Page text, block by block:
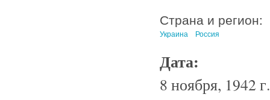
Страна и регион:
Украина Россия
Дата:
8 ноября, 1942 г.